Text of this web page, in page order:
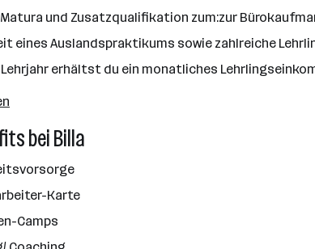
und Zusatzqualifikation zum:zur
eines Auslandspraktikums sowie zahlreiche
erhältst du ein monatliches
bei Billa
Karte
Camps